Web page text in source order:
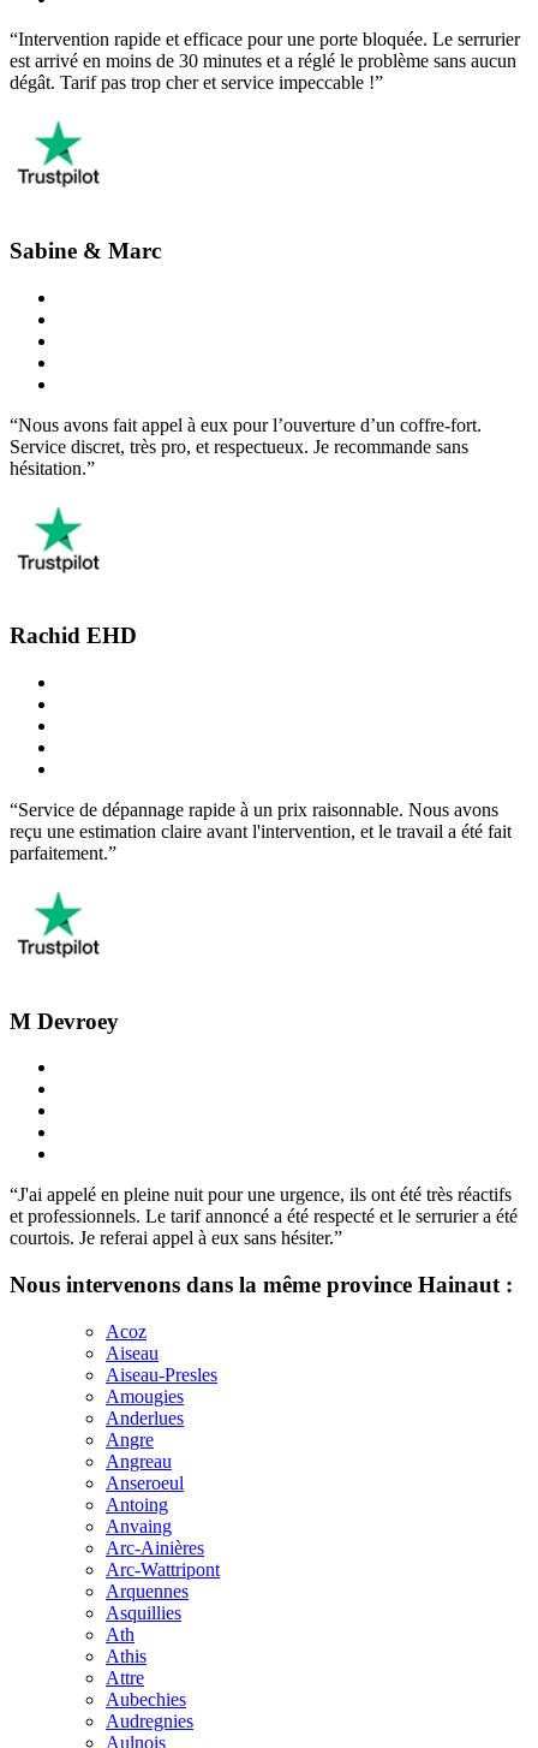
“Intervention rapide et efficace pour une porte bloquée. Le serrurier
est arrivé en moins de 30 minutes et a réglé le problème sans aucun
dégât. Tarif pas trop cher et service impeccable !”
Sabine & Marc
“Nous avons fait appel à eux pour l’ouverture d’un coffre-fort.
Service discret, très pro, et respectueux. Je recommande sans
hésitation.”
Rachid EHD
“Service de dépannage rapide à un prix raisonnable. Nous avons
reçu une estimation claire avant l'intervention, et le travail a été fait
parfaitement.”
M Devroey
“J'ai appelé en pleine nuit pour une urgence, ils ont été très réactifs
et professionnels. Le tarif annoncé a été respecté et le serrurier a été
courtois. Je referai appel à eux sans hésiter.”
Nous intervenons dans la même province Hainaut :
Acoz
Aiseau
Aiseau-Presles
Amougies
Anderlues
Angre
Angreau
Anseroeul
Antoing
Anvaing
Arc-Ainières
Arc-Wattripont
Arquennes
Asquillies
Ath
Athis
Attre
Aubechies
Audregnies
Aulnois